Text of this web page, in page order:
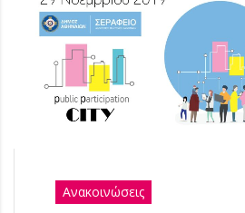
Ανακοινώσεις